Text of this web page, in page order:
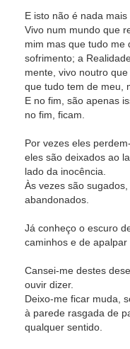
E isto não é nada
Vivo num mundo que
mim mas que tudo me
sofrimento; a
mente, vivo noutro
que tudo tem de meu,
E no fim, são apenas
no fim, ficam.
Por vezes eles
eles são deixados ao
lado da inocência.
Às vezes são
abandonados.
Já conheço o escuro
caminhos e de apalpar
Cansei-me destes
ouvir dizer.
Deixo-me ficar muda,
à parede rasgada de
qualquer sentido.